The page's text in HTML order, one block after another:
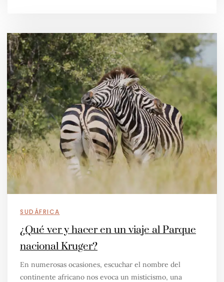
SUDÁFRICA
¿Qué ver y hacer en un viaje al Parque
nacional Kruger?
En numerosas ocasiones, escuchar el nombre del
continente africano nos evoca un misticismo, una